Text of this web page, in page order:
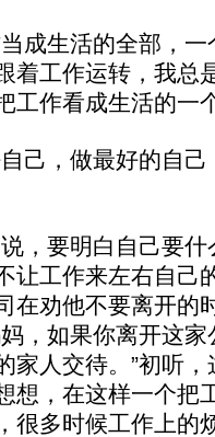
成生活的全部，一
着工作运转，我总
工作看成生活的一
己，做最好的自
，要明白自己要
让工作来左右自己
在劝他不要离开的
，如果你离开这
家人交待。”初听
想，在这样一个把
很多时候工作上的